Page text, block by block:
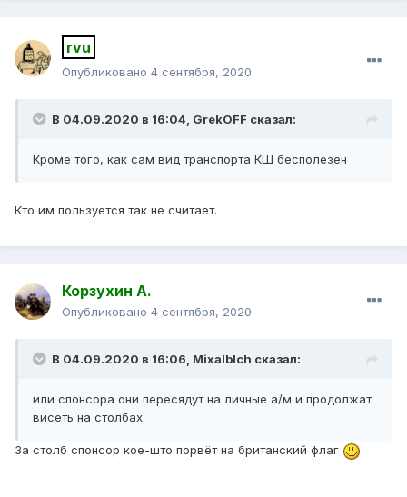
rvu
Опубликовано 4 сентября, 2020
В 04.09.2020 в 16:04, GrekOFF сказал:
Кроме того, как сам вид транспорта КШ бесполезен
Кто им пользуется так не считает.
Корзухин А.
Опубликовано 4 сентября, 2020
В 04.09.2020 в 16:06, Mixalblch сказал:
или спонсора они пересядут на личные а/м и продолжат
висеть на столбах.
За столб спонсор кое-што порвёт на британский флаг